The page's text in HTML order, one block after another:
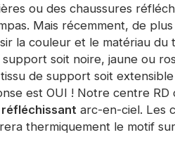
ou des chaussures
Mais récemment, de
la couleur et le matériau
soit noire, jaune ou
de support soit
est OUI ! Notre centre
arc-en-ciel. Les
thermiquement le motif